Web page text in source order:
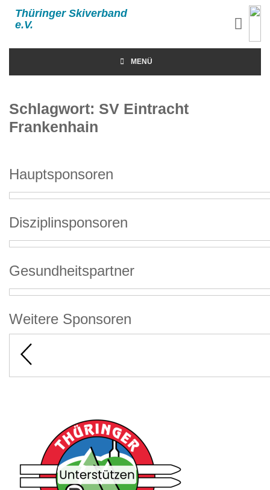
Thüringer Skiverband
e.V.
MENÜ
Schlagwort: SV Eintracht
Frankenhain
Hauptsponsoren
Disziplinsponsoren
Gesundheitspartner
Weitere Sponsoren